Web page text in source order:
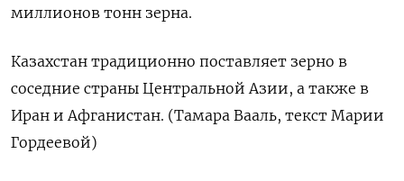
миллионов тонн зерна.
Казахстан традиционно поставляет зерно в
соседние страны Центральной Азии, а также в
Иран и Афганистан. (Тамара Вааль, текст Марии
Гордеевой)